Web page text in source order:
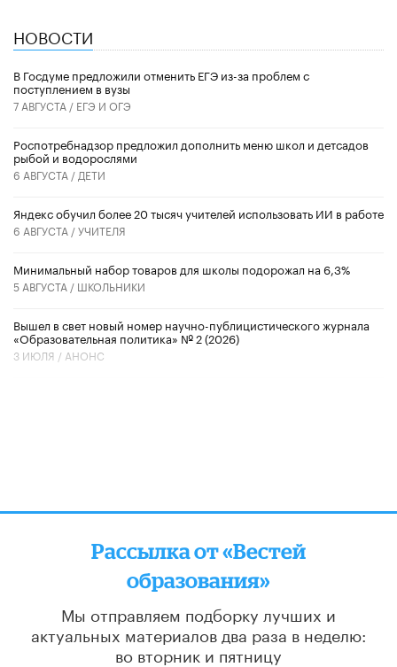
НОВОСТИ
В Госдуме предложили отменить ЕГЭ из-за проблем с
поступлением в вузы
7 АВГУСТА / ЕГЭ И ОГЭ
Роспотребнадзор предложил дополнить меню школ и детсадов
рыбой и водорослями
6 АВГУСТА / ДЕТИ
​Яндекс обучил более 20 тысяч учителей использовать ИИ в работе
6 АВГУСТА /УЧИТЕЛЯ
Минимальный набор товаров для школы подорожал на 6,3%
5 АВГУСТА / ШКОЛЬНИКИ
Вышел в свет новый номер научно-публицистического журнала
«Образовательная политика» № 2 (2026)
3 ИЮЛЯ / АНОНС
Рассылка от «Вестей
образования»
Мы отправляем подборку лучших и
актуальных материалов два раза в неделю:
во вторник и пятницу